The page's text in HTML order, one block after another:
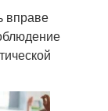
вправе